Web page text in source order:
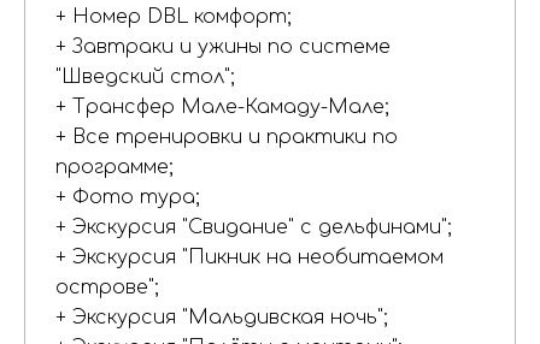
+ Номер DBL комфорт;
+ Завтраки и ужины по системе
"Шведский стол";
+ Трансфер Мале-Камаду-Мале;
+ Все тренировки и практики по
программе;
+ Фото тура;
+ Экскурсия "Свидание" с дельфинами";
+ Экскурсия "Пикник на необитаемом
острове";
+ Экскурсия "Мальдивская ночь";